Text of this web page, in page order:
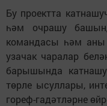
Бу проектта
һәм очрашу
командасы һәм
узачак чаралар
барышында
төрле ысуллары,
гореф-гадәтләрне